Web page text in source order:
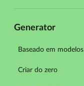
Generator
Baseado em modelos
Criar do zero